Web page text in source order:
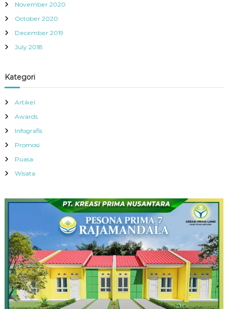
November 2020
October 2020
December 2019
July 2018
Kategori
Artikel
Awards
Infografis
Promosi
Puasa
Wisata